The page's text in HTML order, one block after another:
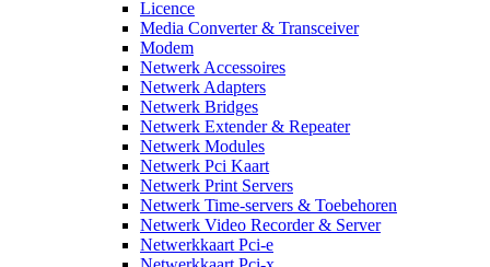
Licence
Media Converter & Transceiver
Modem
Netwerk Accessoires
Netwerk Adapters
Netwerk Bridges
Netwerk Extender & Repeater
Netwerk Modules
Netwerk Pci Kaart
Netwerk Print Servers
Netwerk Time-servers & Toebehoren
Netwerk Video Recorder & Server
Netwerkkaart Pci-e